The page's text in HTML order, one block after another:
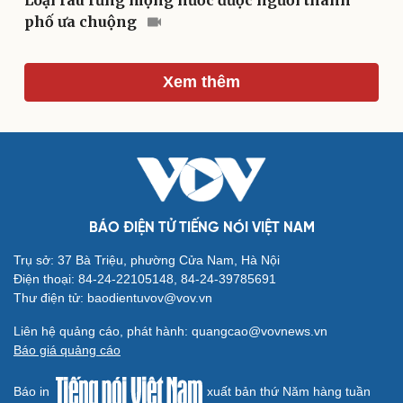
Kể chuyện cho bé
Cải chính
phố ưa chuộng
Xem thêm
BÁO ĐIỆN TỬ TIẾNG NÓI VIỆT NAM
Trụ sở: 37 Bà Triệu, phường Cửa Nam, Hà Nội
Điện thoại: 84-24-22105148, 84-24-39785691
Thư điện tử: baodientuvov@vov.vn
Liên hệ quảng cáo, phát hành: quangcao@vovnews.vn
Báo giá quảng cáo
Báo in xuất bản thứ Năm hàng tuần